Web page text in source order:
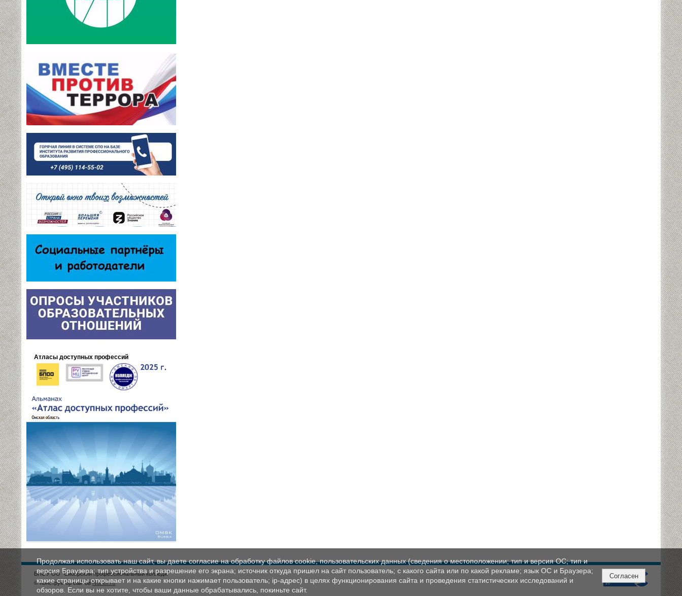
Атласы доступных профессий
БПОУ ОО "Сибирский профессиональный колледж"
© Конструктор сайтовNubex.ru
Продолжая использовать наш сайт, вы даете согласие на обработку файлов cookie, пользовательских данных (сведения о местоположении; тип и версия ОС; тип и
версия Браузера; тип устройства и разрешение его экрана; источник откуда пришел на сайт пользователь; с какого сайта или по какой рекламе; язык ОС и Браузера;
какие страницы открывает и на какие кнопки нажимает пользователь; ip-адрес) в целях функционирования сайта и проведения статистических исследований и
обзоров. Если вы не хотите, чтобы ваши данные обрабатывались, покиньте сайт.
Согласен